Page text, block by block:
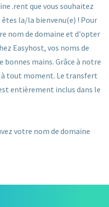
.rent que vous souhaitez
la/la bienvenu(e) ! Pour
nom de domaine et d'opter
Easyhost, vos noms de
mains. Grâce à notre
tout moment. Le transfert
entièrement inclus dans le
votre nom de domaine